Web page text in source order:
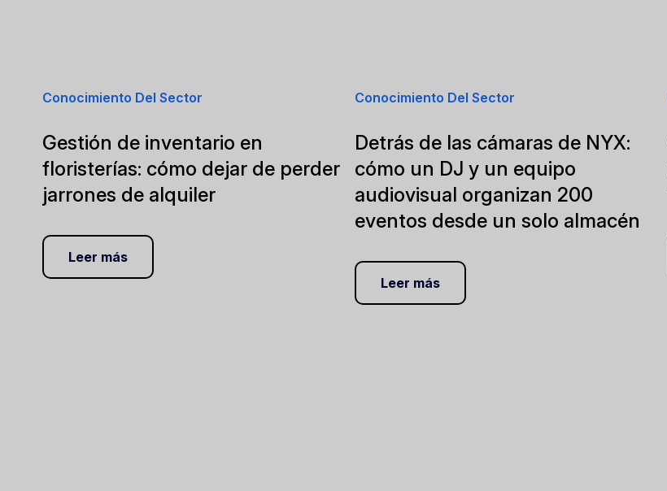
Conocimiento Del Sector
Gestión de inventario en
floristerías: cómo dejar de perder
jarrones de alquiler
Leer más
Conocimiento Del Sector
Detrás de las cámaras de NYX:
cómo un DJ y un equipo
audiovisual organizan 200
eventos desde un solo almacén
Leer más